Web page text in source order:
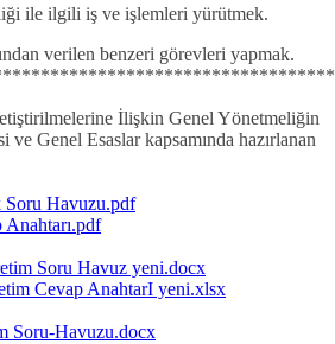
ile ilgili iş ve işlemleri yürütmek.
verilen benzeri görevleri yapmak.
İlişkin Genel Yönetmeliğin
ve Genel Esaslar kapsamında hazırlanan
Soru Havuzu.pdf
Anahtarı.pdf
Soru Havuz yeni.docx
Cevap AnahtarI yeni.xlsx
Soru-Havuzu.docx